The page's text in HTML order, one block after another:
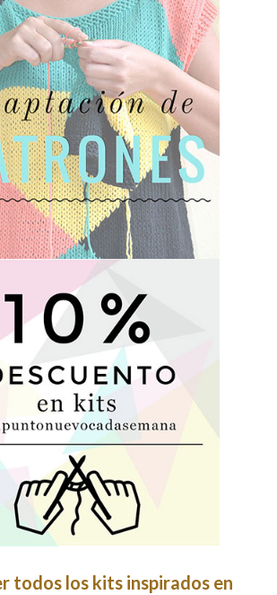
todos los kits inspirados en